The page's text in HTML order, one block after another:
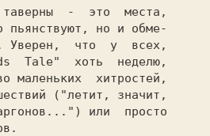
пьянствуют, но и обме-
Уверен,  что  у  всех,
Tale"  хоть  неделю,
маленьких  хитростей,
("летит, значит,
или  просто